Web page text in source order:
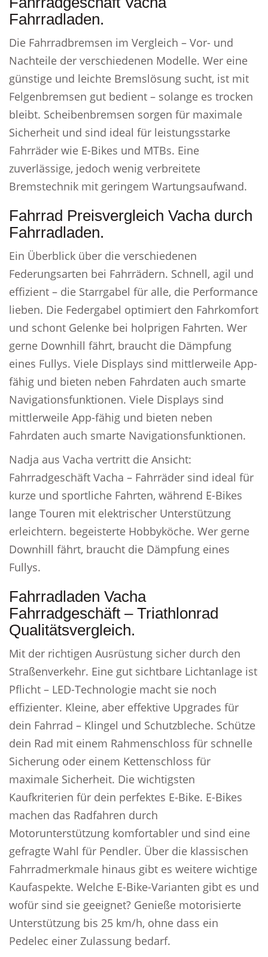
Fahrradladen.
Die Fahrradbremsen im Vergleich – Vor- und
Nachteile der verschiedenen Modelle. Wer eine
günstige und leichte Bremslösung sucht, ist mit
Felgenbremsen gut bedient – solange es trocken
bleibt. Scheibenbremsen sorgen für maximale
Sicherheit und sind ideal für leistungsstarke
Fahrräder wie E-Bikes und MTBs. Eine
zuverlässige, jedoch wenig verbreitete
Bremstechnik mit geringem Wartungsaufwand.
Fahrrad Preisvergleich Vacha durch
Fahrradladen.
Ein Überblick über die verschiedenen
Federungsarten bei Fahrrädern. Schnell, agil und
effizient – die Starrgabel für alle, die Performance
lieben. Die Federgabel optimiert den Fahrkomfort
und schont Gelenke bei holprigen Fahrten. Wer
gerne Downhill fährt, braucht die Dämpfung
eines Fullys. Viele Displays sind mittlerweile App-
fähig und bieten neben Fahrdaten auch smarte
Navigationsfunktionen. Viele Displays sind
mittlerweile App-fähig und bieten neben
Fahrdaten auch smarte Navigationsfunktionen.
Nadja aus Vacha vertritt die Ansicht:
Fahrradgeschäft Vacha – Fahrräder sind ideal für
kurze und sportliche Fahrten, während E-Bikes
lange Touren mit elektrischer Unterstützung
erleichtern. begeisterte Hobbyköche. Wer gerne
Downhill fährt, braucht die Dämpfung eines
Fullys.
Fahrradladen Vacha
Fahrradgeschäft – Triathlonrad
Qualitätsvergleich.
Mit der richtigen Ausrüstung sicher durch den
Straßenverkehr. Eine gut sichtbare Lichtanlage ist
Pflicht – LED-Technologie macht sie noch
effizienter. Kleine, aber effektive Upgrades für
dein Fahrrad – Klingel und Schutzbleche. Schütze
dein Rad mit einem Rahmenschloss für schnelle
Sicherung oder einem Kettenschloss für
maximale Sicherheit. Die wichtigsten
Kaufkriterien für dein perfektes E-Bike. E-Bikes
machen das Radfahren durch
Motorunterstützung komfortabler und sind eine
gefragte Wahl für Pendler. Über die klassischen
Fahrradmerkmale hinaus gibt es weitere wichtige
Kaufaspekte. Welche E-Bike-Varianten gibt es und
wofür sind sie geeignet? Genieße motorisierte
Unterstützung bis 25 km/h, ohne dass ein
Pedelec einer Zulassung bedarf.